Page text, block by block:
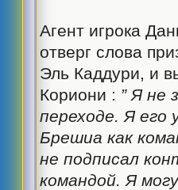
Агент игрока
отверг слова
Эль Каддури, и
Кориони : ” Я не
переходе. Я его
Брешиа как
не подписал
командой. Я